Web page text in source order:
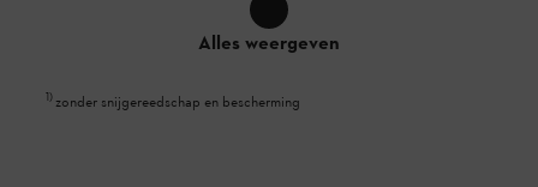
Alles weergeven
1) zonder snijgereedschap en bescherming